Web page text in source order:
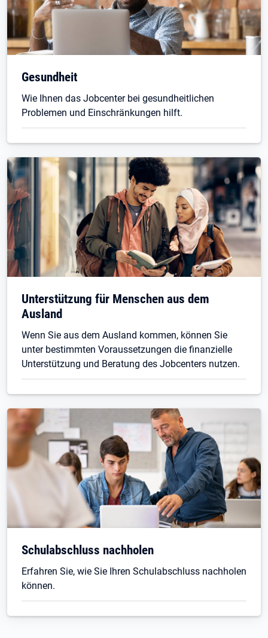
Gesundheit
Wie Ihnen das Jobcenter bei gesundheitlichen
Problemen und Einschränkungen hilft.
Unterstützung für Menschen aus dem
Ausland
Wenn Sie aus dem Ausland kommen, können Sie
unter bestimmten Voraussetzungen die finanzielle
Unterstützung und Beratung des Jobcenters nutzen.
Schulabschluss nachholen
Erfahren Sie, wie Sie Ihren Schulabschluss nachholen
können.